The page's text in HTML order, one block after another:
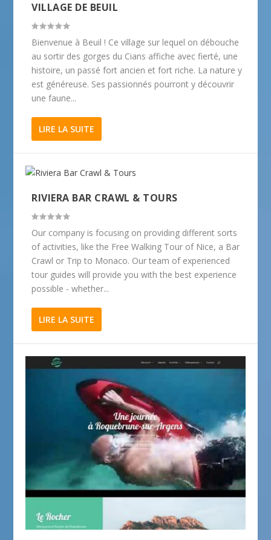
VILLAGE DE BEUIL
Bienvenue à Beuil ! Ce village sur lequel on débouche
au sortir des gorges du Cians affiche avec fierté, une
histoire, un passé fort ancien et fort riche. La nature y
est généreuse. Ses passionnés pourront y découvrir
une faune...
LIRE LA SUITE
RIVIERA BAR CRAWL & TOURS
Our company is focusing on providing different sorts
of activities, like the Free Walking Tour of Nice, a Bar
Crawl or Trip to Monaco. Our team of experienced
tour guides will provide you with the best experience
possible - whether...
LIRE LA SUITE